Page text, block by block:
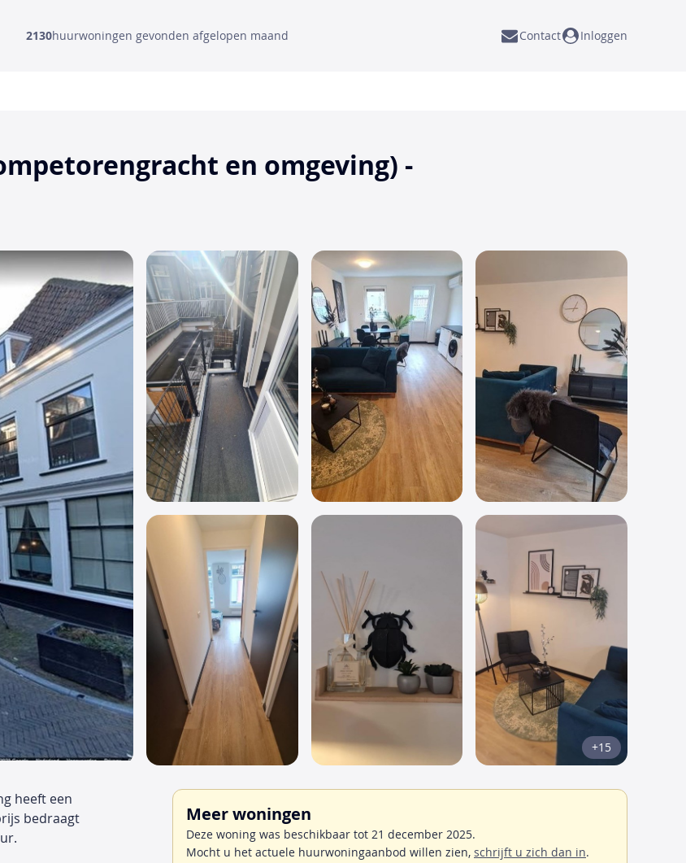
2130huurwoningen gevonden afgelopen maand Contact Inloggen
en omgeving) -
+15
heeft een
bedraagt
Meer woningen
Deze woning was beschikbaar tot 21 december 2025.
Mocht u het actuele huurwoningaanbod willen zien, schrijft u zich dan in.